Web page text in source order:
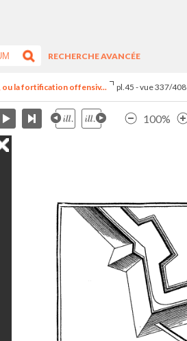
RECHERCHE AVANCÉE
ou la fortification offensiv... pl.45 - vue 337/408
100%